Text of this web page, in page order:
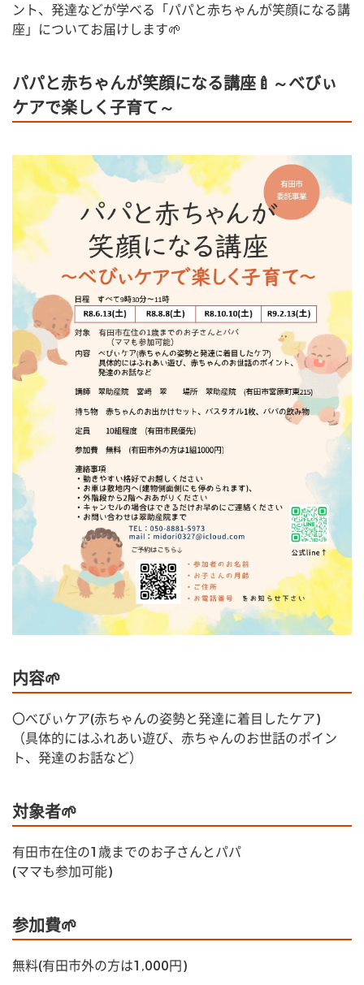
ント、発達などが学べる「パパと赤ちゃんが笑顔になる講
座」についてお届けします🌱
パパと赤ちゃんが笑顔になる講座🍼～べびぃ
ケアで楽しく子育て～
内容🌱
〇べびぃケア(赤ちゃんの姿勢と発達に着目したケア)
（具体的にはふれあい遊び、赤ちゃんのお世話のポイン
ト、発達のお話など）
対象者🌱
有田市在住の1歳までのお子さんとパパ
(ママも参加可能)
参加費🌱
無料(有田市外の方は1,000円)